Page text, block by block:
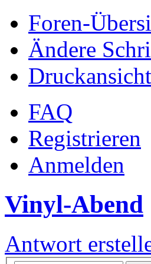
Foren-
Ändere
Druckansicht
FAQ
Registrieren
Anmelden
Vinyl-Abend
Antwort